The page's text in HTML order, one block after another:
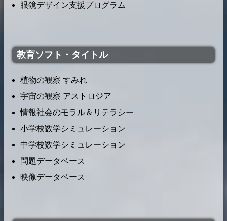
眼鏡デザイン支援プログラム
教育ソフト・タイトル
植物の観察 すみれ
宇宙の観察 アストロジア
情報社会のモラル＆リテラシー
小学校数学シミュレーション
中学校数学シミュレーション
問題データベース
映像データベース